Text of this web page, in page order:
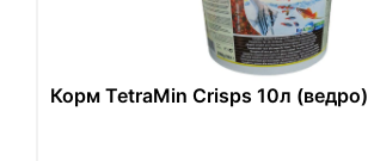
Корм TetraMin Crisps 10л (ведро)